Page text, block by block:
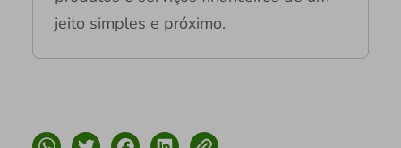
jeito simples e próximo.